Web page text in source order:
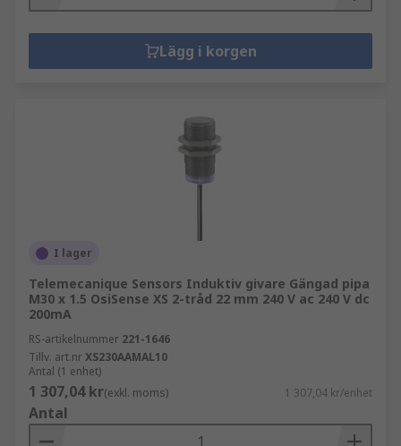
Lägg i korgen
I lager
Telemecanique Sensors Induktiv givare Gängad pipa
M30 x 1.5 OsiSense XS 2-tråd 22 mm 240 V ac 240 V dc
200mA
RS-artikelnummer 221-1646
Tillv. art.nrXS230AAMAL10
Antal (1 enhet)
1 307,04 kr(exkl. moms) 1 307,04 kr/enhet
Antal